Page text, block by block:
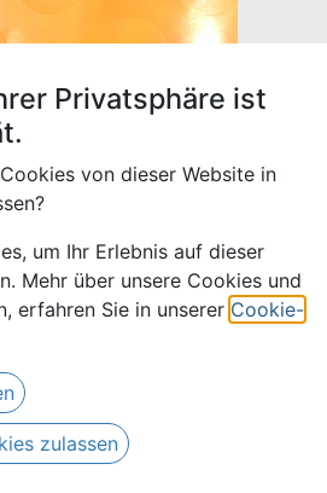
120-
- 3 m
inkl. MwSt.
Privatsphäre ist
von dieser Website in
um Ihr Erlebnis auf dieser
Mehr über unsere Cookies und
erfahren Sie in unserer Cookie-
zulassen